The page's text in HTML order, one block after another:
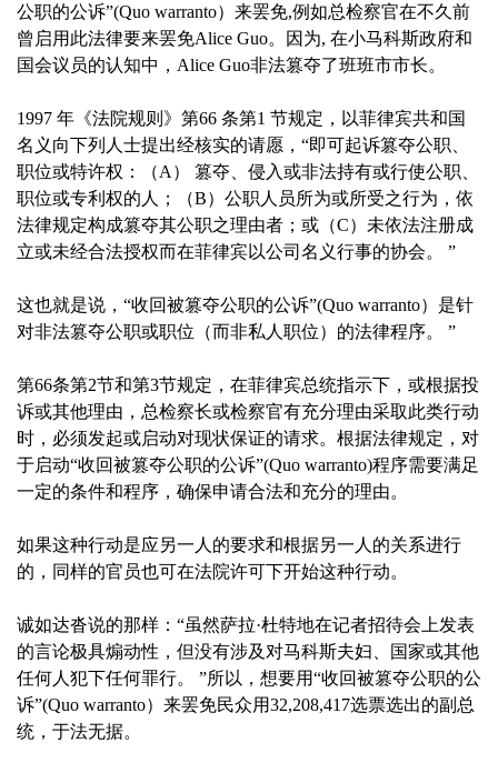
公职的公诉”(Quo warranto）来罢免,例如总检察官在不久前
曾启用此法律要来罢免Alice Guo。因为, 在小马科斯政府和
国会议员的认知中，Alice Guo非法篡夺了班班市市长。
1997 年《法院规则》第66 条第1 节规定，以菲律宾共和国
名义向下列人士提出经核实的请愿，“即可起诉篡夺公职、
职位或特许权：（A） 篡夺、侵入或非法持有或行使公职、
职位或专利权的人；（B）公职人员所为或所受之行为，依
法律规定构成篡夺其公职之理由者；或（C）未依法注册成
立或未经合法授权而在菲律宾以公司名义行事的协会。 ”
这也就是说，“收回被篡夺公职的公诉”(Quo warranto）是针
对非法篡夺公职或职位（而非私人职位）的法律程序。 ”
第66条第2节和第3节规定，在菲律宾总统指示下，或根据投
诉或其他理由，总检察长或检察官有充分理由采取此类行动
时，必须发起或启动对现状保证的请求。根据法律规定，对
于启动“收回被篡夺公职的公诉”(Quo warranto)程序需要满足
一定的条件和程序，确保申请合法和充分的理由。
如果这种行动是应另一人的要求和根据另一人的关系进行
的，同样的官员也可在法院许可下开始这种行动。
诚如达沓说的那样：“虽然萨拉·杜特地在记者招待会上发表
的言论极具煽动性，但没有涉及对马科斯夫妇、国家或其他
任何人犯下任何罪行。 ”所以，想要用“收回被篡夺公职的公
诉”(Quo warranto）来罢免民众用32,208,417选票选出的副总
统，于法无据。